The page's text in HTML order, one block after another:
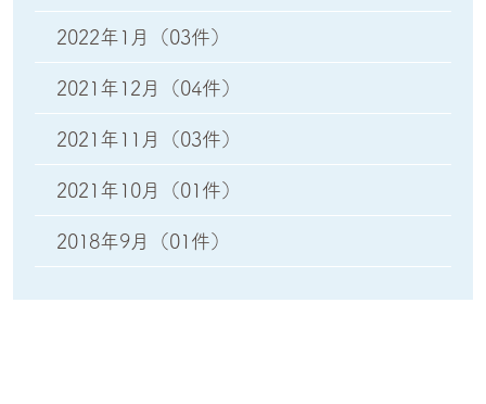
2022年1月 （03件）
2021年12月 （04件）
2021年11月 （03件）
2021年10月 （01件）
2018年9月 （01件）